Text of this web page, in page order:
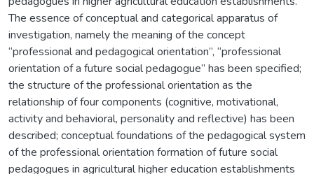
The essence of conceptual and categorical apparatus of
investigation, namely the meaning of the concept
“professional and pedagogical orientation”, “professional
orientation of a future social pedagogue” has been specified;
the structure of the professional orientation as the
relationship of four components (cognitive, motivational,
activity and behavioral, personality and reflective) has been
described; conceptual foundations of the pedagogical system
of the professional orientation formation of future social
pedagogues in agricultural higher education establishments